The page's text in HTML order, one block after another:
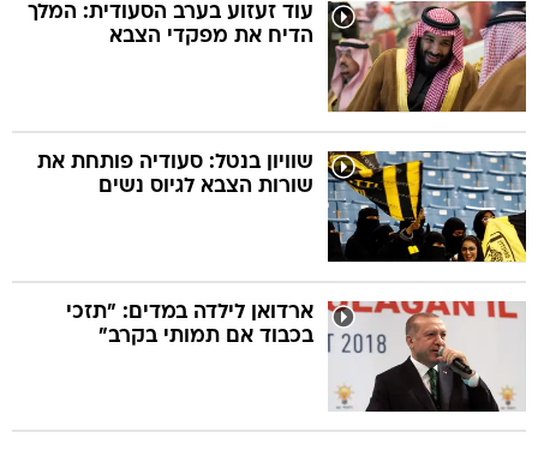
עוד זעזוע בערב הסעודית: המלך
הדיח את מפקדי הצבא
שוויון בנטל: סעודיה פותחת את
שורות הצבא לגיוס נשים
ארדואן לילדה במדים: "תזכי
בכבוד אם תמותי בקרב"